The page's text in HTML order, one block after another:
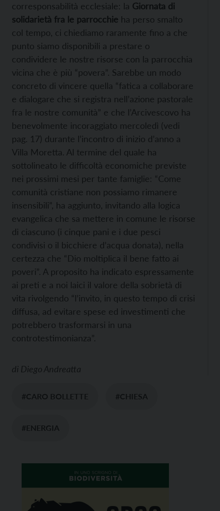
corresponsabilità ecclesiale: la Giornata di
solidarietà fra le parrocchie ha perso smalto
col tempo, ci chiediamo raramente fino a che
punto siamo disponibili a prestare o
condividere le nostre risorse con la parrocchia
vicina che è più “povera”. Sarebbe un modo
concreto di vincere quella “fatica a collaborare
e dialogare che si registra nell’azione pastorale
fra le nostre comunità” e che l’Arcivescovo ha
benevolmente incoraggiato mercoledì (vedi
pag. 17) durante l’incontro di inizio d’anno a
Villa Moretta. Al termine del quale ha
sottolineato le difficoltà economiche previste
nei prossimi mesi per tante famiglie: “Come
comunità cristiane non possiamo rimanere
insensibili”, ha aggiunto, invitando alla logica
evangelica che sa mettere in comune le risorse
di ciascuno (i cinque pani e i due pesci
condivisi o il bicchiere d’acqua donata), nella
certezza che “Dio moltiplica il bene fatto ai
poveri”. A proposito ha indicato espressamente
ai preti e a noi laici il valore della sobrietà di
vita rivolgendo “l’invito, in questo tempo di crisi
diffusa, ad evitare spese ed investimenti che
potrebbero trasformarsi in una
controtestimonianza”.
di Diego Andreatta
#CARO BOLLETTE #CHIESA
#ENERGIA